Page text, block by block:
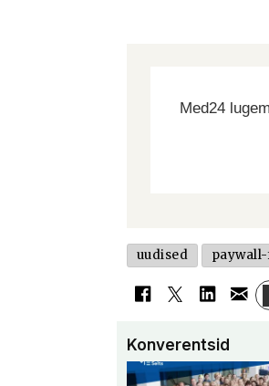
Med24
uudised
Konverentsid